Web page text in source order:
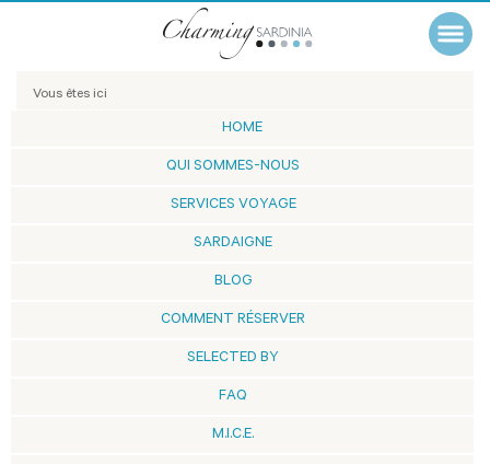
Vous êtes ici
HOME
QUI SOMMES-NOUS
SERVICES VOYAGE
SARDAIGNE
BLOG
COMMENT RÉSERVER
SELECTED BY
FAQ
M.I.C.E.